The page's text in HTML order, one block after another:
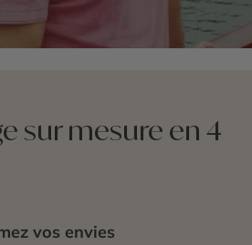
sur mesure en 4
vos envies